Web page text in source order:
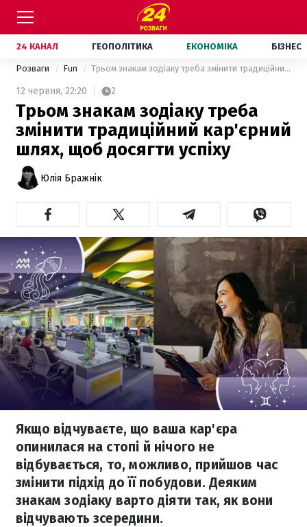
24 КАНАЛ ГЕОПОЛІТИКА ЕКОНОМІКА БІЗНЕС
Розваги Fun Трьом знакам зодіаку треба змінити традиційний кар'єрний шлях, щоб досягти успіху
12 червня, 22:20 2
Трьом знакам зодіаку треба
змінити традиційний кар'єрний
шлях, щоб досягти успіху
Юлія Бражнік
Якщо відчуваєте, що ваша кар'єра
опинилася на стопі й нічого не
відбувається, то, можливо, прийшов час
змінити підхід до її побудови. Деяким
знакам зодіаку варто діяти так, як вони
відчувають зсередини.